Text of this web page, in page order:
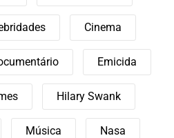
Cinema
Emicida
Hilary Swank
Música Nasa